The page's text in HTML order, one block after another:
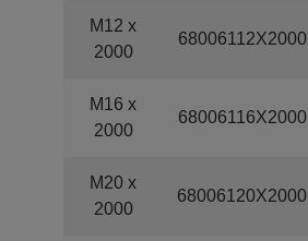
M12 x
2000
68006112X2000
M16 x
2000
68006116X2000
M20 x
2000
68006120X2000